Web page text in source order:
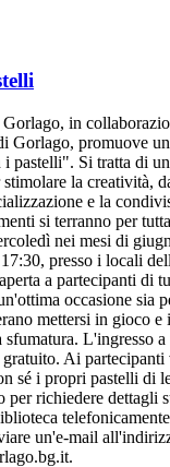
in
Gorlago, promuove
pastelli". Si tratta di
la creatività,
e la
si terranno per
nei mesi di
presso i locali
a partecipanti di
occasione sia
mettersi in gioco e
sfumatura. L'ingresso
Ai partecipanti
sé i propri pastelli di
per richiedere dettagli
un'e-mail